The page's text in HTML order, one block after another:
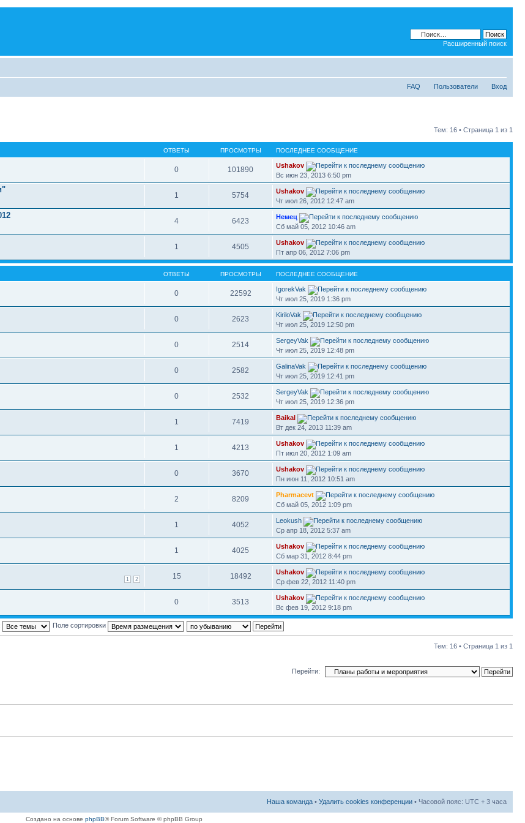
Расширенный поиск
FAQ Пользователи Вход
Тем: 16 • Страница 1 из 1
ОТВЕТЫ ПРОСМОТРЫ ПОСЛЕДНЕЕ СООБЩЕНИЕ
0 101890
Ushakov
Вс июн 23, 2013 6:50 pm
1 5754
Ushakov
Чт июл 26, 2012 12:47 am
4 6423
Немец
Сб май 05, 2012 10:46 am
1 4505
Ushakov
Пт апр 06, 2012 7:06 pm
ОТВЕТЫ ПРОСМОТРЫ ПОСЛЕДНЕЕ СООБЩЕНИЕ
0 22592
IgorekVak
Чт июл 25, 2019 1:36 pm
0 2623
KiriloVak
Чт июл 25, 2019 12:50 pm
0 2514
SergeyVak
Чт июл 25, 2019 12:48 pm
0 2582
GalinaVak
Чт июл 25, 2019 12:41 pm
0 2532
SergeyVak
Чт июл 25, 2019 12:36 pm
1 7419
Baikal
Вт дек 24, 2013 11:39 am
1 4213
Ushakov
Пт июл 20, 2012 1:09 am
0 3670
Ushakov
Пн июн 11, 2012 10:51 am
2 8209
Pharmacevt
Сб май 05, 2012 1:09 pm
1 4052
Leokush
Ср апр 18, 2012 5:37 am
1 4025
Ushakov
Сб мар 31, 2012 8:44 pm
1 2 15 18492
Ushakov
Ср фев 22, 2012 11:40 pm
0 3513
Ushakov
Вс фев 19, 2012 9:18 pm
Поле сортировки
Тем: 16 • Страница 1 из 1
Перейти:
Наша команда • Удалить cookies конференции • Часовой пояс: UTC + 3 часа
Создано на основе phpBB® Forum Software © phpBB Group